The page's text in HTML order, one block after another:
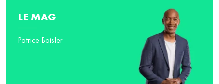
LE MAG
Patrice Boisfer